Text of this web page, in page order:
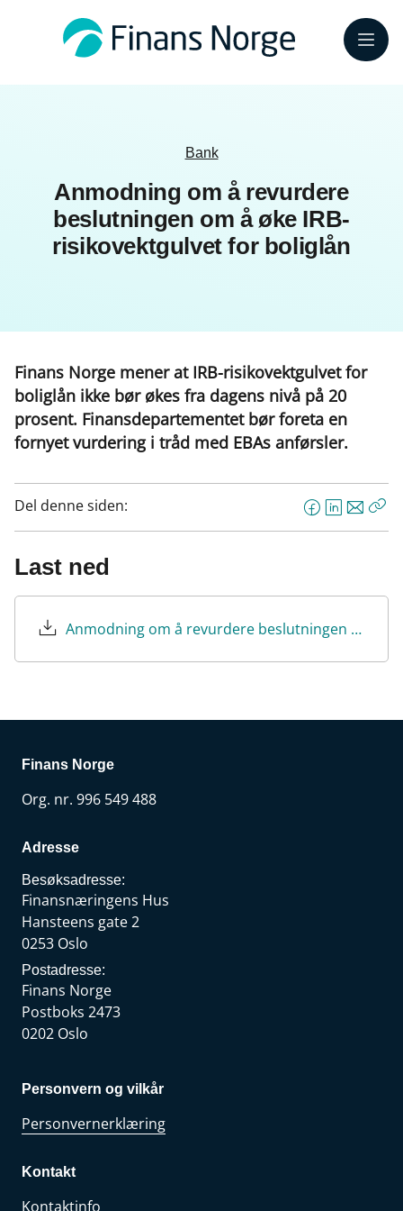
Meny
Bank
Anmodning om å revurdere
beslutningen om å øke IRB-
risikovektgulvet for boliglån
Finans Norge mener at IRB-risikovektgulvet for
boliglån ikke bør økes fra dagens nivå på 20
prosent. Finansdepartementet bør foreta en
fornyet vurdering i tråd med EBAs anførsler.
Del denne siden:
F
a
b
o
k
L
i
e
d
n
E
-
s
t
Last ned
Anmodning om å revurdere beslutningen om å øke IRB-risikovektgulvet for boliglån.pdf
Finans Norge
Org. nr. 996 549 488
Adresse
Besøksadresse:
Finansnæringens Hus
Hansteens gate 2
0253 Oslo
Postadresse:
Finans Norge
Postboks 2473
0202 Oslo
Personvern og vilkår
Personvernerklæring
Kontakt
Kontaktinfo